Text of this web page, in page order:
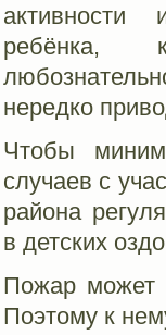
активности
ребёнка,
нередко
Чтобы
случаев с
района
в детских
Пожар может
Поэтому к